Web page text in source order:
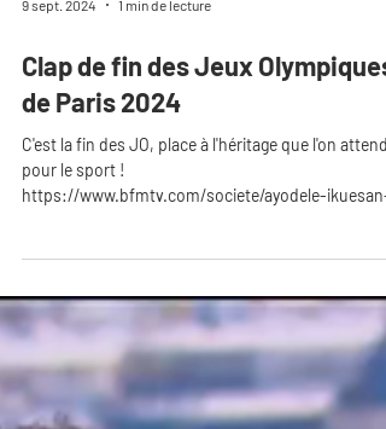
9 sept. 2024 1 min de lecture
Clap de fin des Jeux Olympiques
pour le sport !
https://www.bfmtv.com/societe/ayodele-ikuesan-
sprinteuse-francais...